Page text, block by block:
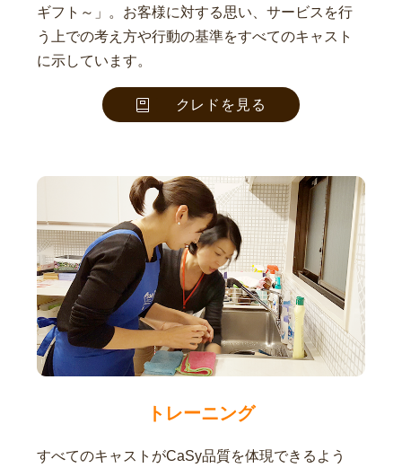
ギフト～」。お客様に対する思い、サービスを行
う上での考え方や行動の基準をすべてのキャスト
に示しています。
クレドを見る
トレーニング
すべてのキャストがCaSy品質を体現できるよう